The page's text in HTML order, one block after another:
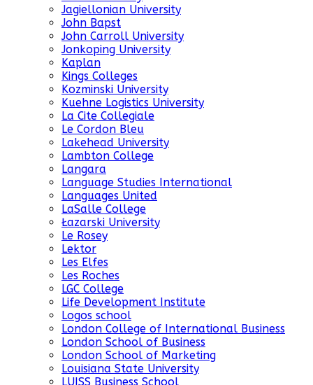
Jagiellonian University
John Bapst
John Carroll University
Jonkoping University
Kaplan
Kings Colleges
Kozminski University
Kuehne Logistics University
La Cite Collegiale
Le Cordon Bleu
Lakehead University
Lambton College
Langara
Language Studies International
Languages United
LaSalle College
Łazarski University
Le Rosey
Lektor
Les Elfes
Les Roches
LGC College
Life Development Institute
Logos school
London College of International Business
London School of Business
London School of Marketing
Louisiana State University
LUISS Business School